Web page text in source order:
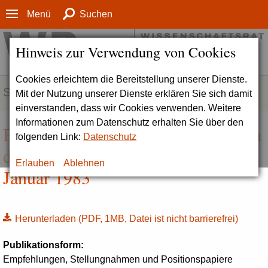
Hinweis zur Verwendung von Cookies
Cookies erleichtern die Bereitstellung unserer Dienste.
Mit der Nutzung unserer Dienste erklären Sie sich damit
einverstanden, dass wir Cookies verwenden. Weitere
Informationen zum Datenschutz erhalten Sie über den
folgenden Link: Datenschutz
Erlauben Ablehnen
Menü Suchen
SERVICE
Empfehlungen zur Weiterbildung an
den Hochschulen (Drs. 5989-83),
Januar 1983
Herunterladen (PDF, 1MB, Datei ist nicht barrierefrei)
Publikationsform:
Empfehlungen, Stellungnahmen und Positionspapiere